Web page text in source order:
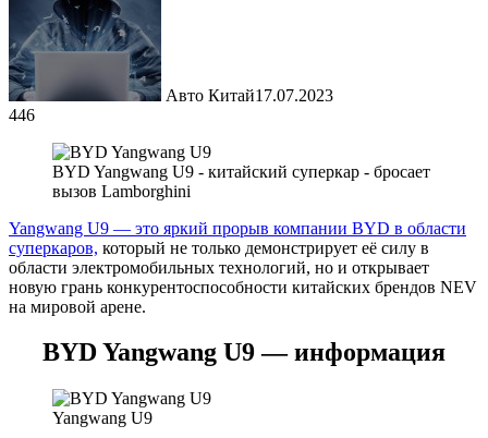
Авто Китай17.07.2023
446
BYD Yangwang U9 - китайский суперкар - бросает
вызов Lamborghini
Yangwang U9 — это яркий прорыв компании BYD в области
суперкаров, который не только демонстрирует её силу в
области электромобильных технологий, но и открывает
новую грань конкурентоспособности китайских брендов NEV
на мировой арене.
BYD Yangwang U9 — информация
Yangwang U9